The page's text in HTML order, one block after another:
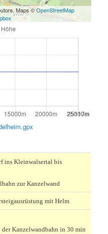
Maps ©OpenStreetMap
ins Kleinwalsertal bis
zur Kanzelwand
mit Helm
der Kanzelwandbahn in 30 min